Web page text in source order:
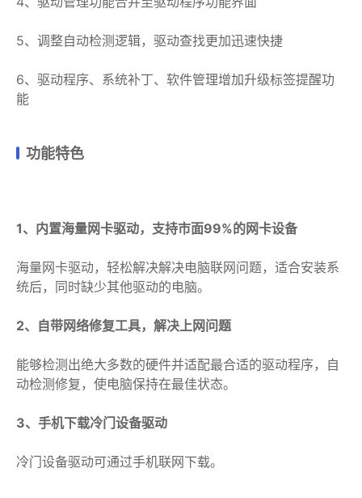
5、调整自动检测逻辑，驱动查找更加迅速快捷
6、驱动程序、系统补丁、软件管理增加升级标签提醒功
能
功能特色
1、内置海量网卡驱动，支持市面99%的网卡设备
海量网卡驱动，轻松解决解决电脑联网问题，适合安装系
统后，同时缺少其他驱动的电脑。
2、自带网络修复工具，解决上网问题
能够检测出绝大多数的硬件并适配最合适的驱动程序，自
动检测修复，使电脑保持在最佳状态。
3、手机下载冷门设备驱动
冷门设备驱动可通过手机联网下载。